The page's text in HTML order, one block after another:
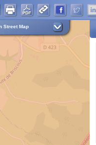
Street Map